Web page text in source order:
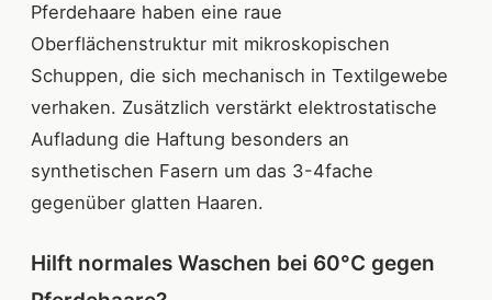
Pferdehaare haben eine raue
Oberflächenstruktur mit mikroskopischen
Schuppen, die sich mechanisch in Textilgewebe
verhaken. Zusätzlich verstärkt elektrostatische
Aufladung die Haftung besonders an
synthetischen Fasern um das 3-4fache
gegenüber glatten Haaren.
Hilft normales Waschen bei 60°C gegen